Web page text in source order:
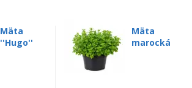
Mäta
''Hugo''
Mäta
marocká